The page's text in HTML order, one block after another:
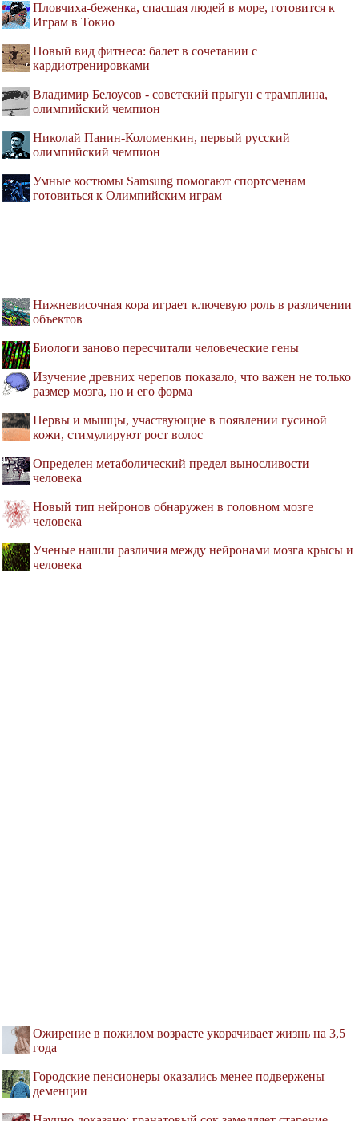
Пловчиха-беженка, спасшая людей в море, готовится к
Играм в Токио
Новый вид фитнеса: балет в сочетании с
кардиотренировками
Владимир Белоусов - советский прыгун с трамплина,
олимпийский чемпион
Николай Панин-Коломенкин, первый русский
олимпийский чемпион
Умные костюмы Samsung помогают спортсменам
готовиться к Олимпийским играм
Нижневисочная кора играет ключевую роль в различении
объектов
Биологи заново пересчитали человеческие гены
Изучение древних черепов показало, что важен не только
размер мозга, но и его форма
Нервы и мышцы, участвующие в появлении гусиной
кожи, стимулируют рост волос
Определен метаболический предел выносливости
человека
Новый тип нейронов обнаружен в головном мозге
человека
Ученые нашли различия между нейронами мозга крысы и
человека
Ожирение в пожилом возрасте укорачивает жизнь на 3,5
года
Городские пенсионеры оказались менее подвержены
деменции